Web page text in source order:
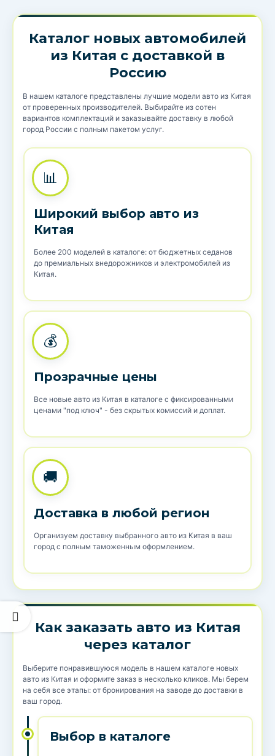
Каталог новых автомобилей
из Китая с доставкой в
Россию
В нашем каталоге представлены лучшие модели авто из Китая
от проверенных производителей. Выбирайте из сотен
вариантов комплектаций и заказывайте доставку в любой
город России с полным пакетом услуг.
📊
Широкий выбор авто из
Китая
Более 200 моделей в каталоге: от бюджетных седанов
до премиальных внедорожников и электромобилей из
Китая.
💰
Прозрачные цены
Все новые авто из Китая в каталоге с фиксированными
ценами "под ключ" - без скрытых комиссий и доплат.
🚚
Доставка в любой регион
Организуем доставку выбранного авто из Китая в ваш
город с полным таможенным оформлением.
Как заказать авто из Китая
через каталог
Выберите понравившуюся модель в нашем каталоге новых
авто из Китая и оформите заказ в несколько кликов. Мы берем
на себя все этапы: от бронирования на заводе до доставки в
ваш город.
Выбор в каталоге